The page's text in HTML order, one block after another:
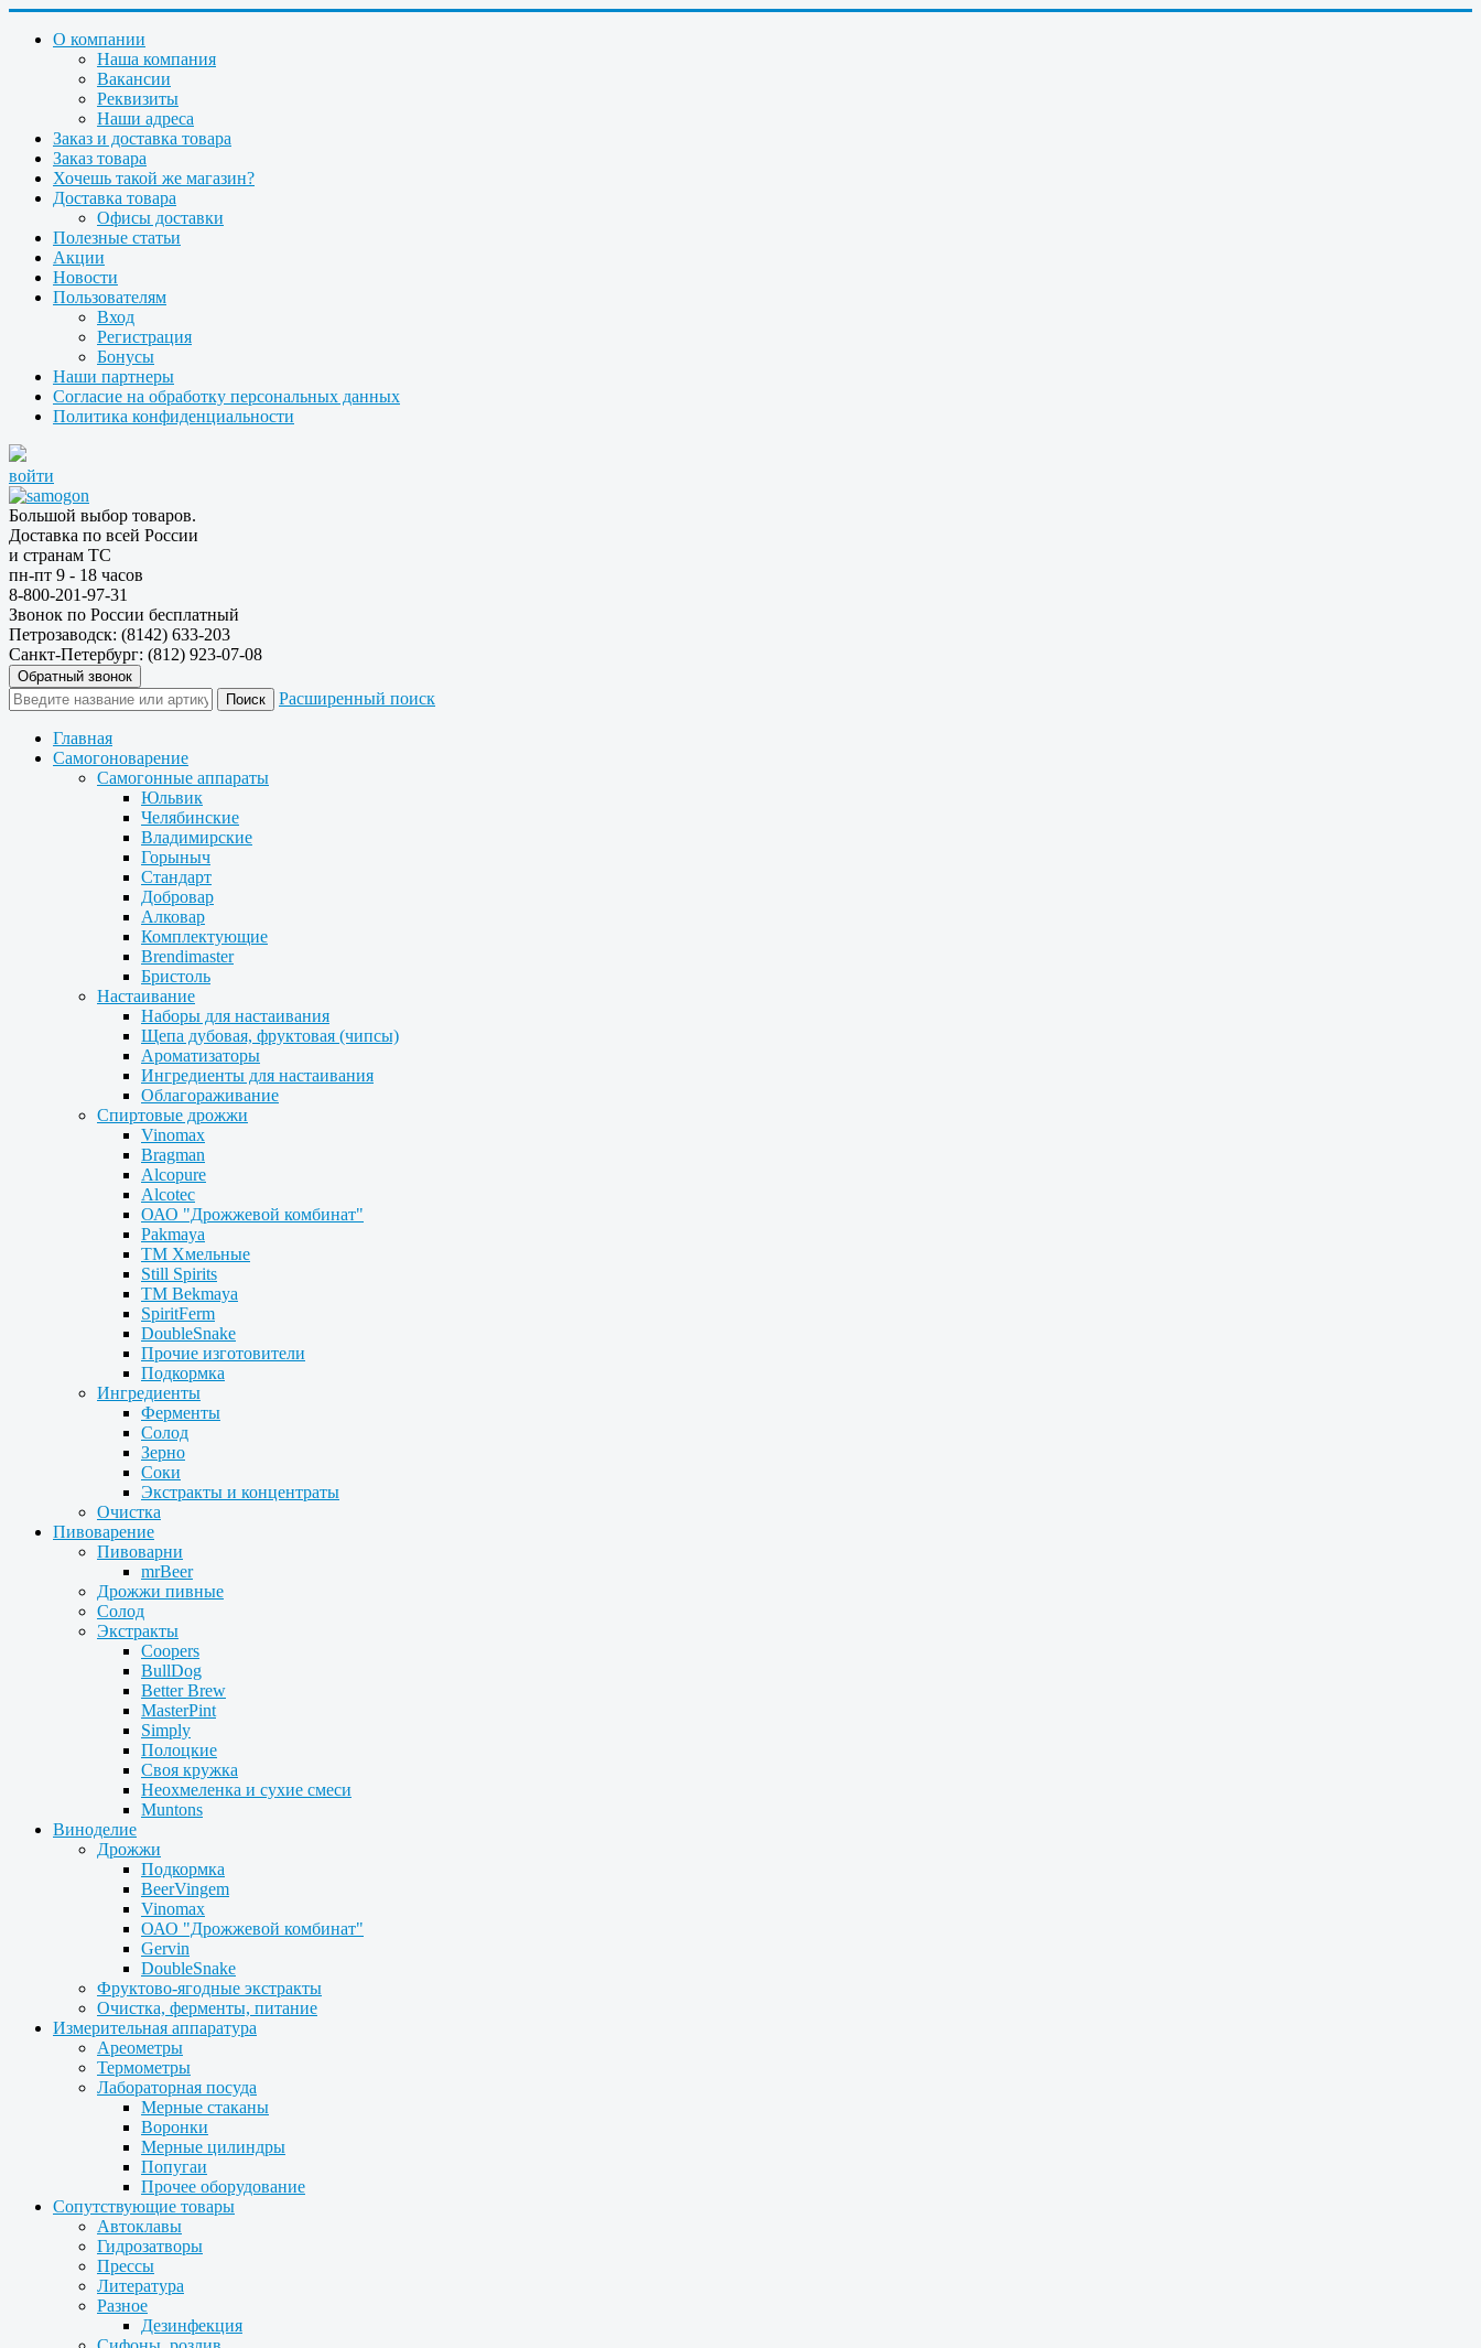
О компании
Наша компания
Вакансии
Реквизиты
Наши адреса
Заказ и доставка товара
Заказ товара
Хочешь такой же магазин?
Доставка товара
Офисы доставки
Полезные статьи
Акции
Новости
Пользователям
Вход
Регистрация
Бонусы
Наши партнеры
Согласие на обработку персональных данных
Политика конфиденциальности
войти
Большой выбор товаров.
Доставка по всей России
и странам ТС
пн-пт 9 - 18 часов
8-800-201-97-31
Звонок по России бесплатный
Петрозаводск: (8142) 633-203
Санкт-Петербург: (812) 923-07-08
Обратный звонок
Расширенный поиск
Главная
Самогоноварение
Самогонные аппараты
Юльвик
Челябинские
Владимирские
Горыныч
Стандарт
Добровар
Алковар
Комплектующие
Brendimaster
Бристоль
Настаивание
Наборы для настаивания
Щепа дубовая, фруктовая (чипсы)
Ароматизаторы
Ингредиенты для настаивания
Облагораживание
Спиртовые дрожжи
Vinomax
Bragman
Alcopure
Alcotec
ОАО "Дрожжевой комбинат"
Pakmaya
ТМ Хмельные
Still Spirits
ТМ Bekmaya
SpiritFerm
DoubleSnake
Прочие изготовители
Подкормка
Ингредиенты
Ферменты
Солод
Зерно
Соки
Экстракты и концентраты
Очистка
Пивоварение
Пивоварни
mrBeer
Дрожжи пивные
Солод
Экстракты
Coopers
BullDog
Better Brew
MasterPint
Simply
Полоцкие
Своя кружка
Неохмеленка и сухие смеси
Muntons
Виноделие
Дрожжи
Подкормка
BeerVingem
Vinomax
ОАО "Дрожжевой комбинат"
Gervin
DoubleSnake
Фруктово-ягодные экстракты
Очистка, ферменты, питание
Измерительная аппаратура
Ареометры
Термометры
Лабораторная посуда
Мерные стаканы
Воронки
Мерные цилиндры
Попугаи
Прочее оборудование
Сопутствующие товары
Автоклавы
Гидрозатворы
Прессы
Литература
Разное
Дезинфекция